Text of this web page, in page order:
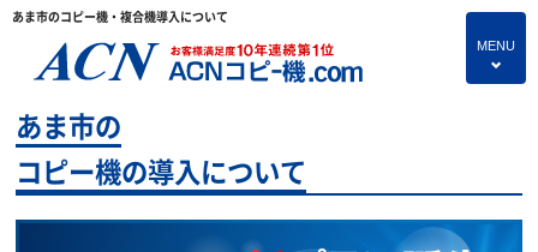
あま市のコピー機・複合機導入について
MENU
4
プランのご紹介
保守サービス
あま市の
コピー機の導入について